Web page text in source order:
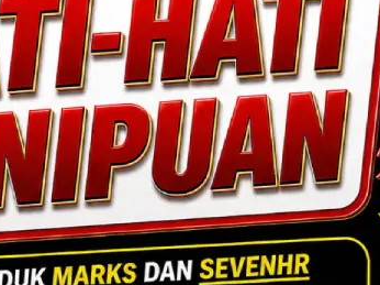
Lihat Detail Proyek